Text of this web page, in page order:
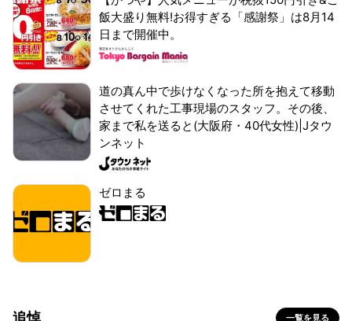
飯大盛り無料!お得すぎる「感謝祭」は8月14
日まで開催中。
道の真ん中で歩けなくなった所を抱えて移動
させてくれた工事現場のスタッフ。その後、
家まで私を送ると(大阪府・40代女性)|Jタウ
ンネット
ゼロまる
追悼 一覧を見る